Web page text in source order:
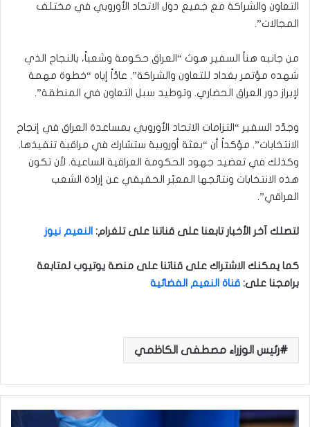
التعاون والشراكة مع جميع دول الاتحاد الأوروبي في مختلف
المجالات”.
من جانبه هنأ السفير هوث “العراق حكومة وشعباً، بالنجاح الذي
شهده مؤتمر بغداد للتعاون والشراكة”. عادّاً إياه “خطوة مهمة
لإبراز دور العراق الحضاري. وتوطيد سبل التعاون في المنطقة”.
وجدّد السفير “التزامات الاتحاد الأوروبي بمساعدة العراق في إنجاح
الانتخابات”. مؤكداً أن “بعثة أوروبية ستشارك في مراقبة تنفيذها.
وكذلك في تعضيد جهود الحكومة العراقية الساعية. لأن تكون
هذه الانتخابات ونتائجها المعبّر الحقيقي عن إرادة الشعب
العراقي”.
لتصلك آخر الأخبار تابعنا على قناتنا على تلغرام: النعيم نيوز
كما يمكنك الاشتراك على قناتنا على منصة يوتيوب لمتابعة
برامجنا على: قناة النعيم الفضائية
رئيس الوزراء مصطفى الكاظمي